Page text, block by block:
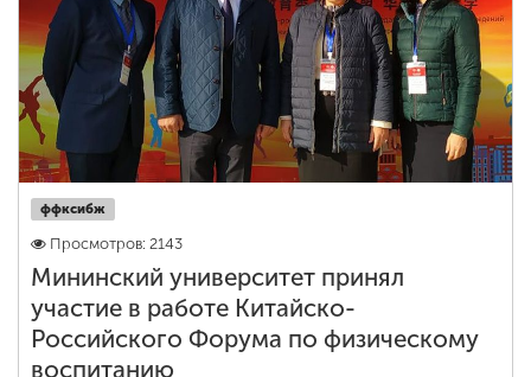
ффксибж
Просмотров: 2143
Мининский университет принял
участие в работе Китайско-
Российского Форума по физическому
воспитанию